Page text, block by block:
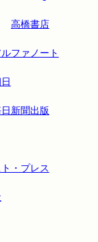
高橋書店
ファノート
新聞出版
・プレス